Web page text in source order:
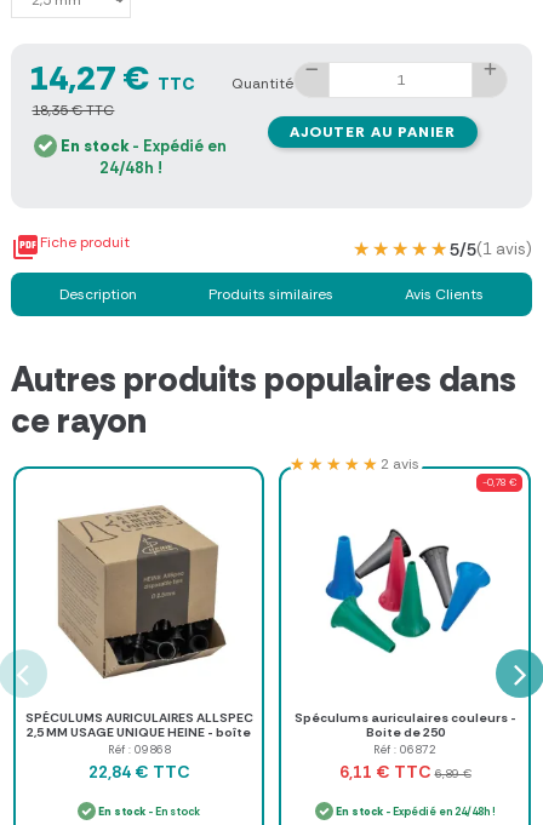
14,27 € TTC
18,35 € TTC
En stock- Expédié en
24/48h !
Quantité
AJOUTER AU PANIER
Fiche produit ★★★★★
★★★★★5/5(1 avis)
Description Produits similaires Avis Clients
Autres produits populaires dans
ce rayon
SPÉCULUMS AURICULAIRES ALLSPEC
2,5 MM USAGE UNIQUE HEINE - boîte
de 250
Réf : 09868
22,84 € TTC
En stock - En stock
-0,78 €
Spéculums auriculaires couleurs -
Boite de 250
Réf : 06872
★★★★★
★★★★★ 2 avis
6,11 € TTC 6,89 €
En stock- Expédié en 24/48h !